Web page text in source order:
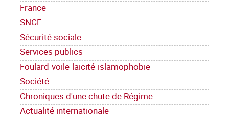
France
SNCF
Sécurité sociale
Services publics
Foulard-voile-laïcité-islamophobie
Société
Chroniques d'une chute de Régime
Actualité internationale